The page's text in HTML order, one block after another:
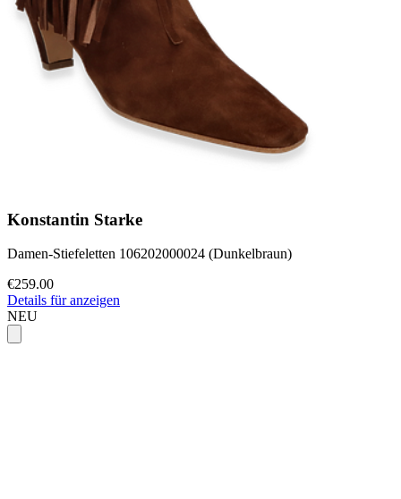
Konstantin Starke
Damen-Stiefeletten 106202000024 (Dunkelbraun)
€259.00
Details für anzeigen
NEU